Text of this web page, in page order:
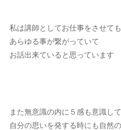
私は講師としてお仕事をさせて
あらゆる事が繋がっていて
お話出来ていると思っています
また無意識の内に５感も意識し
自分の思いを発する時にも自然